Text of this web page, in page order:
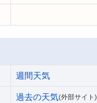
週間天気
過去の天気(外部サイト)